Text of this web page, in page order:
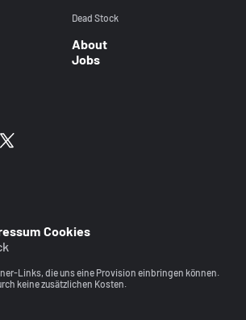
Dead Stock
About
Jobs
Cookies
Links, die uns eine Provision einbringen können.
keine zusätzlichen Kosten.